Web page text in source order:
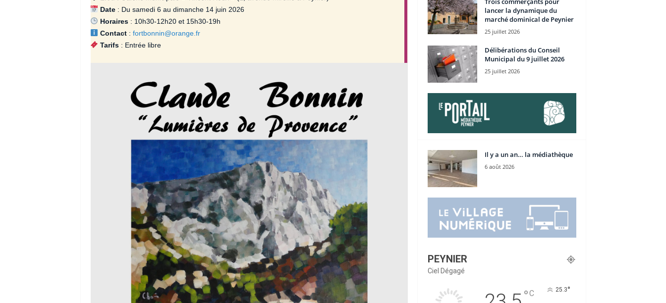
Date : Du samedi 6 au dimanche 14 juin 2026
Horaires : 10h30-12h20 et 15h30-19h
Contact :fortbonnin@orange.fr
Tarifs : Entrée libre
lancer la dynamique du
marché dominical de Peynier
25 juillet 2026
Délibérations du Conseil
Municipal du 9 juillet 2026
25 juillet 2026
Il y a un an… la médiathèque
6 août 2026
PEYNIER
Ciel Dégagé
°C 25.3°